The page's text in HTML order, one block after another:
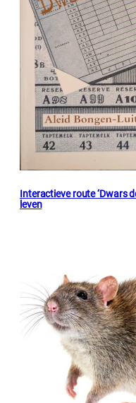
Interactieve route ‘Dwars
leven